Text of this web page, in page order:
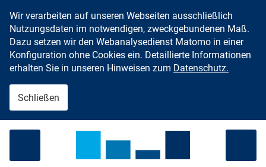
Zum Inhalt springen
Wir verarbeiten auf unseren Webseiten ausschließlich
Nutzungsdaten im notwendigen, zweckgebundenen Maß.
Dazu setzen wir den Webanalysedienst Matomo in einer
Konfiguration ohne Cookies ein. Detaillierte Informationen
erhalten Sie in unseren Hinweisen zum Datenschutz.
Schließen